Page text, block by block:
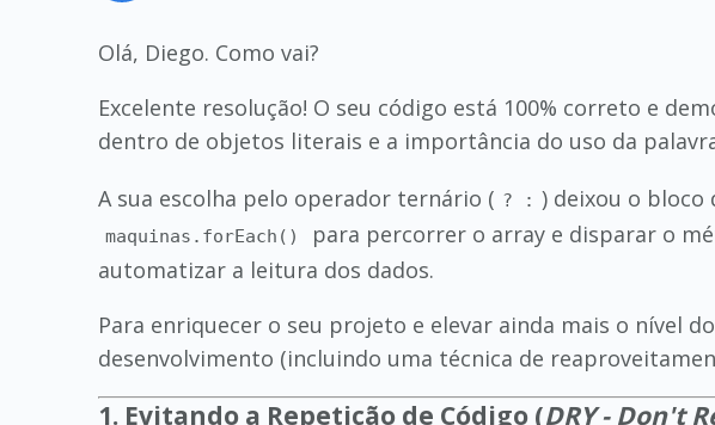
Olá, Diego. Como vai?
Excelente resolução! O seu código está 100% correto e
dentro de objetos literais e a importância do uso da
A sua escolha pelo operador ternário ( ? : ) deixou o bloco
maquinas.forEach() para percorrer o array e disparar o
automatizar a leitura dos dados.
Para enriquecer o seu projeto e elevar ainda mais o nível
desenvolvimento (incluindo uma técnica de
1. Evitando a Repetição de Código (DRY - Don't